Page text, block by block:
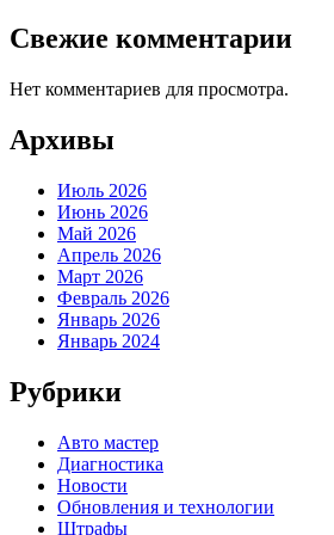
Свежие комментарии
Нет комментариев для просмотра.
Архивы
Июль 2026
Июнь 2026
Май 2026
Апрель 2026
Март 2026
Февраль 2026
Январь 2026
Январь 2024
Рубрики
Авто мастер
Диагностика
Новости
Обновления и технологии
Штрафы